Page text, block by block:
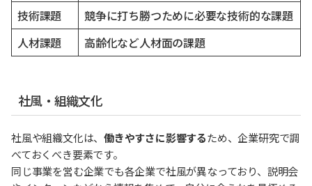
技術課題
競争に打ち勝つために必要な技術的な課題
人材課題
高齢化など人材面の課題
社風・組織文化
社風や組織文化は、働きやすさに影響するため、企業研究で調
べておくべき要素です。
同じ事業を営む企業でも各企業で社風が異なっており、説明会